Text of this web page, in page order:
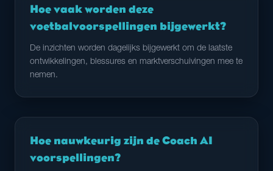
Hoe vaak worden deze
voetbalvoorspellingen bijgewerkt?
De inzichten worden dagelijks bijgewerkt om de laatste
ontwikkelingen, blessures en marktverschuivingen mee te
nemen.
Hoe nauwkeurig zijn de Coach AI
voorspellingen?